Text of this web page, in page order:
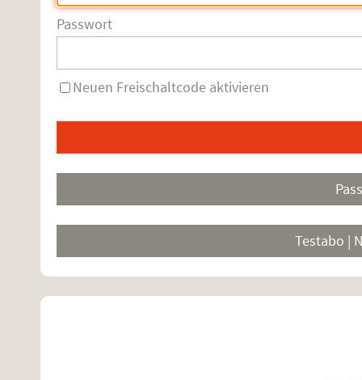
Passwort
Neuen Freischaltcode aktivieren
Testabo |